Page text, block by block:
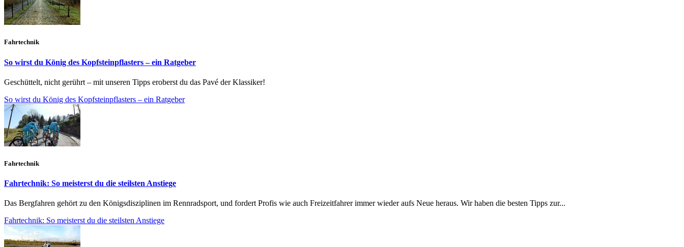
Fahrtechnik
So wirst du König des Kopfsteinpflasters – ein Ratgeber
Geschüttelt, nicht gerührt – mit unseren Tipps eroberst du das Pavé der Klassiker!
So wirst du König des Kopfsteinpflasters – ein Ratgeber
Fahrtechnik
Fahrtechnik: So meisterst du die steilsten Anstiege
Das Bergfahren gehört zu den Königsdisziplinen im Rennradsport, und fordert Profis wie auch Freizeitfahrer immer wieder aufs Neue heraus. Wir haben die besten Tipps zur...
Fahrtechnik: So meisterst du die steilsten Anstiege